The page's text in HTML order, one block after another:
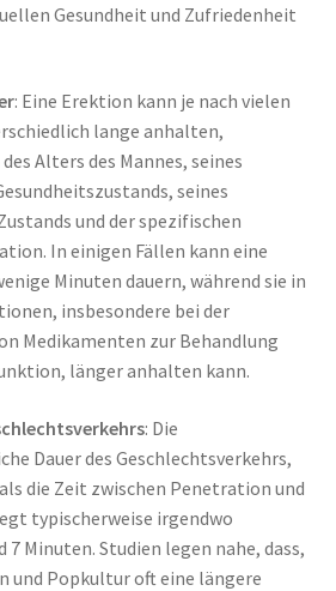
Gesundheit und Zufriedenheit
: Eine Erektion kann je nach vielen
lange anhalten,
Alters des Mannes, seines
seines
und der spezifischen
In einigen Fällen kann eine
Minuten dauern, während sie in
insbesondere bei der
Medikamenten zur Behandlung
länger anhalten kann.
: Die
Dauer des Geschlechtsverkehrs,
die Zeit zwischen Penetration und
typischerweise irgendwo
7 Minuten. Studien legen nahe, dass,
und Popkultur oft eine längere